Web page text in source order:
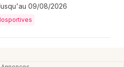
09/08/2026